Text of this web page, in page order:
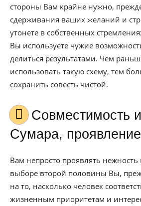
стороны Вам крайне нужно,
сдерживания ваших желаний и
утонете в собственных
Вы используете чужие
делиться результатами. Чем
использовать такую схему, тем
сохранить совесть чистой.
Совместимость имени
Сумара,
Вам непросто проявлять
выборе второй половины Вы,
на то, насколько человек
жизненным приоритетам и